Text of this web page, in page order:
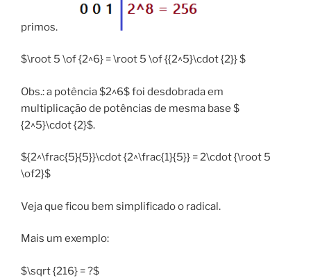
primos.
$\root 5 \of {2^6} = \root 5 \of {{2^5}\cdot {2}} $
Obs.: a potência $2^6$ foi desdobrada em
multiplicação de potências de mesma base $
{2^5}\cdot {2}$.
${2^\frac{5}{5}}\cdot {2^\frac{1}{5}} = 2\cdot {\root 5
\of2}$
Veja que ficou bem simplificado o radical.
Mais um exemplo:
$\sqrt {216} = ?$